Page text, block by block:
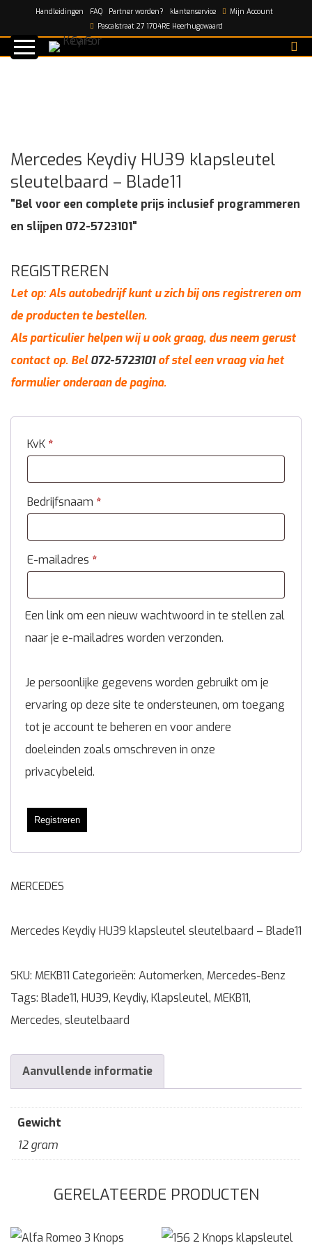
Handleidingen FAQ Partner worden? klantenservice
Mijn Account
Pascalstraat 27 1704RE Heerhugowaard
Home/shop/ Mercedes Keydiy HU39 klapsleutel
sleutelbaard – Blade11
Mercedes Keydiy HU39 klapsleutel
sleutelbaard – Blade11
"Bel voor een complete prijs inclusief programmeren
en slijpen 072-5723101"
REGISTREREN
Let op: Als autobedrijf kunt u zich bij ons registreren om
de producten te bestellen.
Als particulier helpen wij u ook graag, dus neem gerust
contact op. Bel072-5723101of stel een vraag via het
formulier onderaan de pagina.
KvK *
Bedrijfsnaam *
E-mailadres *
Een link om een nieuw wachtwoord in te stellen zal
naar je e-mailadres worden verzonden.
Je persoonlijke gegevens worden gebruikt om je
ervaring op deze site te ondersteunen, om toegang
tot je account te beheren en voor andere
doeleinden zoals omschreven in onze
privacybeleid.
Registreren
MERCEDES
Mercedes Keydiy HU39 klapsleutel sleutelbaard – Blade11
SKU: MEKB11 Categorieën: Automerken, Mercedes-Benz
Tags: Blade11, HU39, Keydiy, Klapsleutel, MEKB11,
Mercedes, sleutelbaard
Aanvullende informatie
Gewicht
12 gram
GERELATEERDE PRODUCTEN